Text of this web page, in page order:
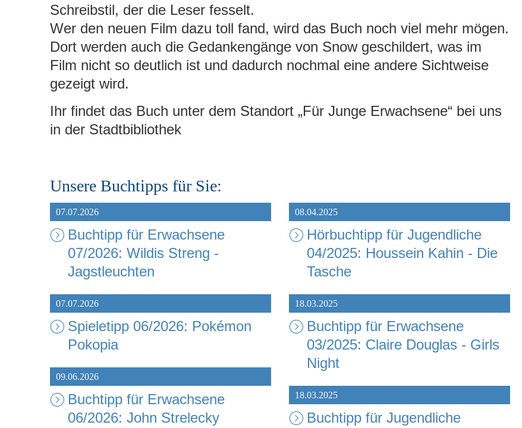
Schreibstil, der die Leser fesselt.
Wer den neuen Film dazu toll fand, wird das Buch noch viel mehr mögen.
Dort werden auch die Gedankengänge von Snow geschildert, was im
Film nicht so deutlich ist und dadurch nochmal eine andere Sichtweise
gezeigt wird.
Ihr findet das Buch unter dem Standort „Für Junge Erwachsene“ bei uns
in der Stadtbibliothek
Unsere Buchtipps für Sie:
07.07.2026
Buchtipp für Erwachsene
07/2026: Wildis Streng -
Jagstleuchten
07.07.2026
Spieletipp 06/2026: Pokémon
Pokopia
09.06.2026
Buchtipp für Erwachsene
06/2026: John Strelecky
08.04.2025
Hörbuchtipp für Jugendliche
04/2025: Houssein Kahin - Die
Tasche
18.03.2025
Buchtipp für Erwachsene
03/2025: Claire Douglas - Girls
Night
18.03.2025
Buchtipp für Jugendliche